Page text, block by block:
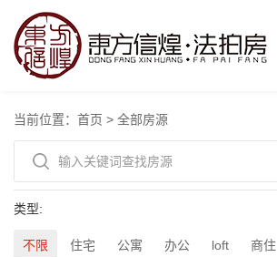
当前位置： 首页 > 全部房源
类型:
不限 住宅 公寓 办公 loft 商住